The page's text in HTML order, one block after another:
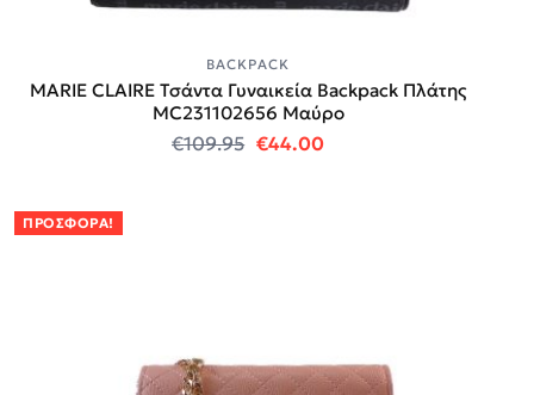
BACKPACK
MARIE CLAIRE Τσάντα Γυναικεία Backpack Πλάτης
MC231102656 Μαύρο
€109.95 Original price was: €109.95.
€44.00Η τρέχουσα τιμή
ΠΡΟΣΦΟΡΆ!